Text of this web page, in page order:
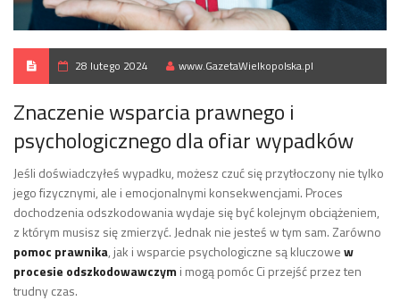
28 lutego 2024 www.GazetaWielkopolska.pl
Znaczenie wsparcia prawnego i
psychologicznego dla ofiar wypadków
Jeśli doświadczyłeś wypadku, możesz czuć się przytłoczony nie tylko
jego fizycznymi, ale i emocjonalnymi konsekwencjami. Proces
dochodzenia odszkodowania wydaje się być kolejnym obciążeniem,
z którym musisz się zmierzyć. Jednak nie jesteś w tym sam. Zarówno
pomoc prawnika, jak i wsparcie psychologiczne są kluczowew
procesie odszkodowawczym i mogą pomóc Ci przejść przez ten
trudny czas.